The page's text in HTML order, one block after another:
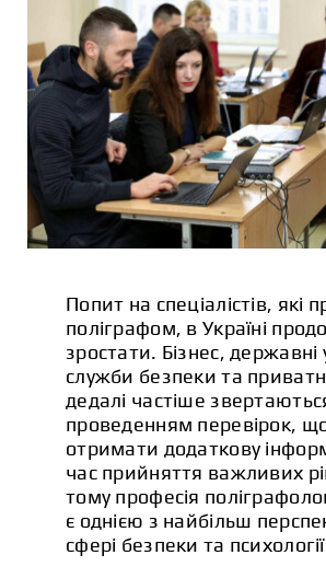
Попит на спеціалістів, які
поліграфом, в Україні
зростати. Бізнес, державні
служби безпеки та
дедалі частіше
проведенням перевірок,
отримати додаткову
час прийняття важливих
тому професія
є однією з найбільш
сфері безпеки та